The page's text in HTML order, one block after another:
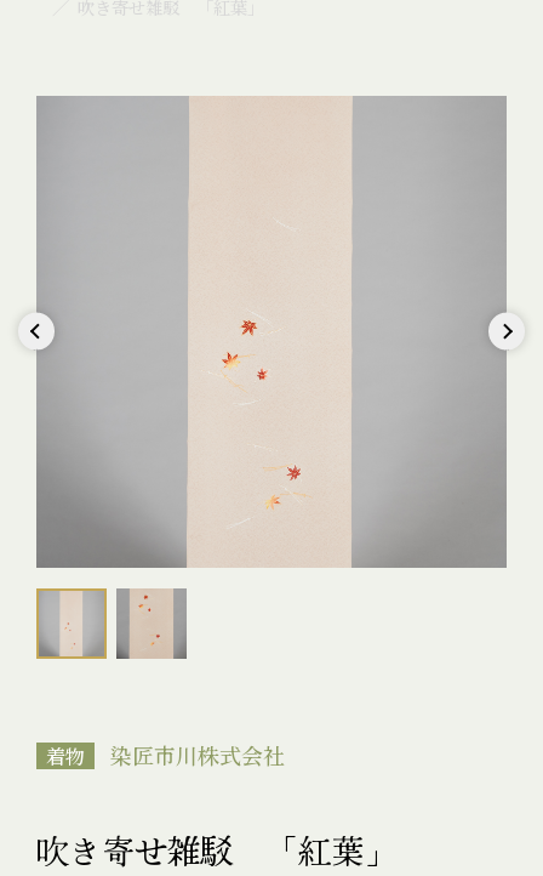
吹き寄せ雑駁 「紅葉」
着物 染匠市川株式会社
吹き寄せ雑駁 「紅葉」